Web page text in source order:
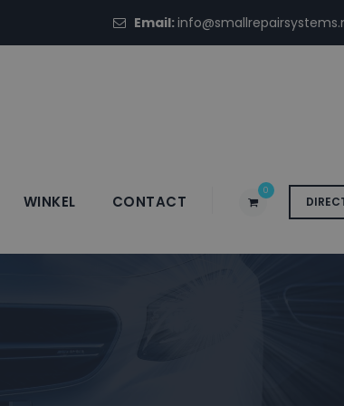
Email:
0
WINKEL CONTACT
A4806 RUBY